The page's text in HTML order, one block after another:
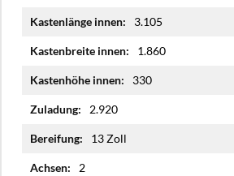
3.105
1.860
330
2.920
13 Zoll
2